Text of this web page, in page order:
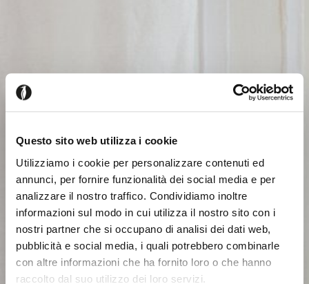
Questo sito web utilizza i cookie
Utilizziamo i cookie per personalizzare contenuti ed
annunci, per fornire funzionalità dei social media e per
analizzare il nostro traffico. Condividiamo inoltre
informazioni sul modo in cui utilizza il nostro sito con i
nostri partner che si occupano di analisi dei dati web,
pubblicità e social media, i quali potrebbero combinarle
con altre informazioni che ha fornito loro o che hanno
raccolto dal suo utilizzo dei loro servizi.